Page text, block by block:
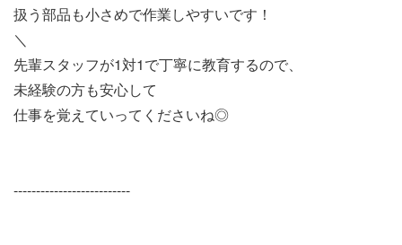
扱う部品も小さめで作業しやすいです！
＼
先輩スタッフが1対1で丁寧に教育するので、
未経験の方も安心して
仕事を覚えていってくださいね◎
--------------------------